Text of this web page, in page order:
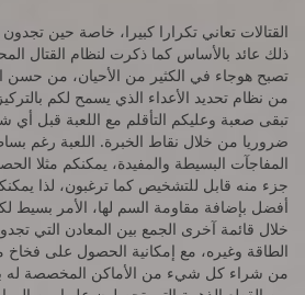
القتالات تعاني تكرارا كبيرا، خاصة حين
ذلك عائد بالأساس كما ذكرت لنظام القتال
تصبح هوجاء في الكثير من الأحيان، من حسن
من نظام تحديد الأعداء الذي يسمح لكم
تبقى صعبة وعليكم التأقلم مع اللعبة قبل
ضروريا من خلال نقاط الخبرة. اللعبة رغم
المفاجآت البسيطة والمفيدة، يمكنكم مثلا
جزء منه قابل للتشخيص كما ترغبون، لذا
أفضل بإضافة مقاومة السم لها، الأمر بسيط
خلال قائمة آخرى الجمع بين المعادن التي
الطاقة وغيره، مع إمكانية الحصول على
من شراء كل شيء من الأماكن المخصصة له